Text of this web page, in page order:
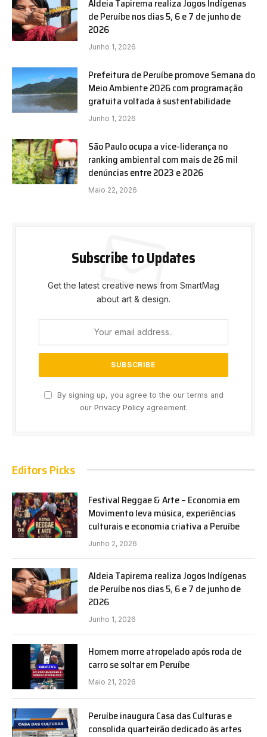
Aldeia Tapirema realiza Jogos Indígenas
de Peruíbe nos dias 5, 6 e 7 de junho de
2026
Junho 1, 2026
Prefeitura de Peruíbe promove Semana do
Meio Ambiente 2026 com programação
gratuita voltada à sustentabilidade
Junho 1, 2026
São Paulo ocupa a vice-liderança no
ranking ambiental com mais de 26 mil
denúncias entre 2023 e 2026
Maio 22, 2026
Subscribe to Updates
Get the latest creative news from SmartMag
about art & design.
By signing up, you agree to the our terms and
our Privacy Policyagreement.
Editors Picks
Festival Reggae & Arte – Economia em
Movimento leva música, experiências
culturais e economia criativa a Peruíbe
Junho 2, 2026
Aldeia Tapirema realiza Jogos Indígenas
de Peruíbe nos dias 5, 6 e 7 de junho de
2026
Junho 1, 2026
Homem morre atropelado após roda de
carro se soltar em Peruíbe
Maio 21, 2026
Peruíbe inaugura Casa das Culturas e
consolida quarteirão dedicado às artes